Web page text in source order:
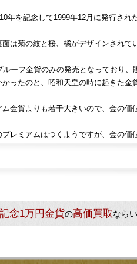
年を記念して1999年12月に発行され
は菊の紋と桜、橘がデザインされて
ーフ金貨のみの発売となっており
ったのと、昭和天皇の時に起きた金
金貨よりも若干大きいので、金の価
レミアムはつくようですが、金の価
念1万円金貨の高価買取なら